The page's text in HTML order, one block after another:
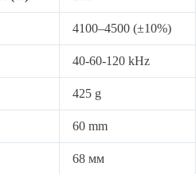
4100–4500 (±10%)
40-60-120 kHz
425 g
60 mm
68 мм